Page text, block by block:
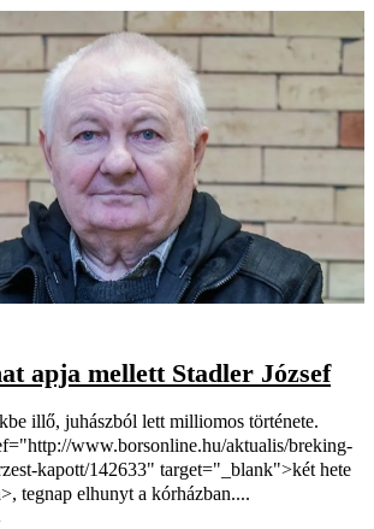
apja mellett Stadler József
illő, juhászból lett milliomos története.
www.borsonline.hu/aktualis/breking-
kapott/142633" target="_blank">két hete
tegnap elhunyt a kórházban....